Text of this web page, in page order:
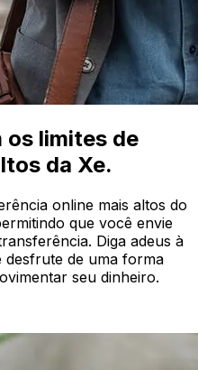
os limites de
da Xe.
online mais altos do
que você envie
Diga adeus à
desfrute de uma forma
seu dinheiro.